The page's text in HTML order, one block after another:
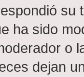
su
ha sido
o
dejan